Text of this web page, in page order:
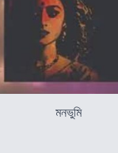
মনভুমি